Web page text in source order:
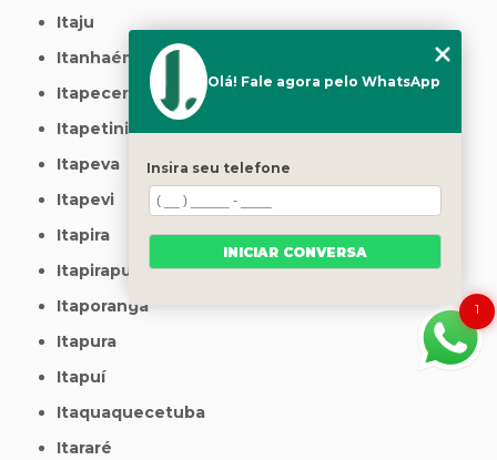
Itaju
Itanhaém
Itapecerica da Serra
Itapetininga
Itapeva
Itapevi
Itapira
Itapirapuã Paulista
Itaporanga
Itapura
Itapuí
Itaquaquecetuba
Itararé
1
Olá! Fale agora pelo WhatsApp
Insira seu telefone
INICIAR CONVERSA